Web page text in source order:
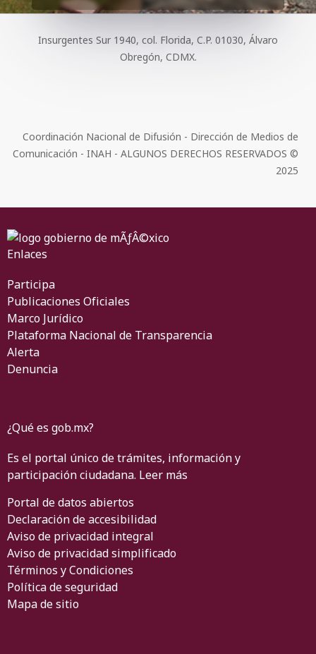
Insurgentes Sur 1940, col. Florida, C.P. 01030, Álvaro
Obregón, CDMX.
Coordinación Nacional de Difusión - Dirección de Medios de
Comunicación - INAH - ALGUNOS DERECHOS RESERVADOS ©
2025
Enlaces
Participa
Publicaciones Oficiales
Marco Jurídico
Plataforma Nacional de Transparencia
Alerta
Denuncia
¿Qué es gob.mx?
Es el portal único de trámites, información y
participación ciudadana. Leer más
Portal de datos abiertos
Declaración de accesibilidad
Aviso de privacidad integral
Aviso de privacidad simplificado
Términos y Condiciones
Política de seguridad
Mapa de sitio